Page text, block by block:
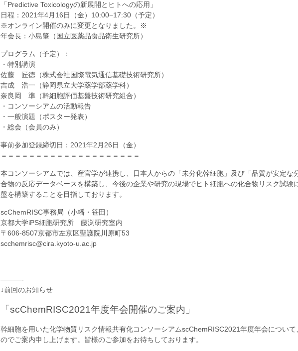
「Predictive Toxicologyの新展開とヒトへの応用」
日程：2021年4月16日（金）10:00−17:30（予定）
※オンライン開催のみに変更となりました。※
年会長：小島肇（国立医薬品食品衛生研究所）
プログラム（予定）：
・特別講演
佐藤 匠徳（株式会社国際電気通信基礎技術研究所）
吉成 浩一（静岡県立大学薬学部薬学科）
奈良岡 準（幹細胞評価基盤技術研究組合）
・コンソーシアムの活動報告
・一般演題（ポスター発表）
・総会（会員のみ）
事前参加登録締切日：2021年2月26日（金）
＝＝＝＝＝＝＝＝＝＝＝＝＝＝＝＝＝＝＝＝
本コンソーシアムでは、産官学が連携し、日本人からの「未分化幹細胞」及び「品質が安定な
合物の反応データベースを構築し、今後の企業や研究の現場でヒト細胞への化合物リスク試験
盤を構築することを目指しております。
scChemRISC事務局（小幡・笹田）
京都大学iPS細胞研究所 藤渕研究室内
〒606-8507京都市左京区聖護院川原町53
scchemrisc@cira.kyoto-u.ac.jp
———-
↓前回のお知らせ
「scChemRISC2021年度年会開催のご案内」
幹細胞を用いた化学物質リスク情報共有化コンソーシアムscChemRISC2021年度年会について
のでご案内申し上げます。皆様のご参加をお待ちしております。